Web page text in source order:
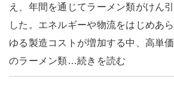
え、年間を通じてラーメン類がけん引
した。エネルギーや物流をはじめあら
ゆる製造コストが増加する中、高単価
のラーメン類…続きを読む